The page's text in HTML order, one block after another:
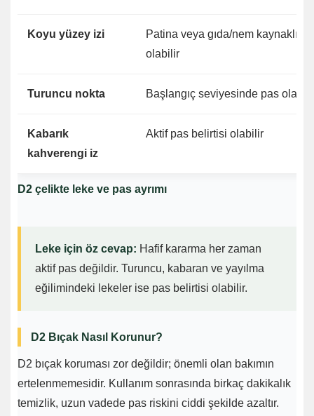
D2 çelikte leke ve pas ayrımı
Koyu yüzey izi
Patina veya gıda/nem kaynaklı
olabilir
Turuncu nokta Başlangıç seviyesinde pas
Kabarık
kahverengi iz
Aktif pas belirtisi olabilir
Leke için öz cevap: Hafif kararma her zaman
aktif pas değildir. Turuncu, kabaran ve yayılma
eğilimindeki lekeler ise pas belirtisi olabilir.
D2 Bıçak Nasıl Korunur?
D2 bıçak koruması zor değildir; önemli olan bakımın
ertelenmemesidir. Kullanım sonrasında birkaç dakikalık
temizlik, uzun vadede pas riskini ciddi şekilde azaltır.